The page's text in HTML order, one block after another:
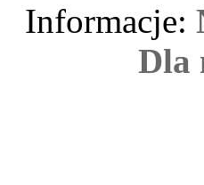
Informacje:
Dla